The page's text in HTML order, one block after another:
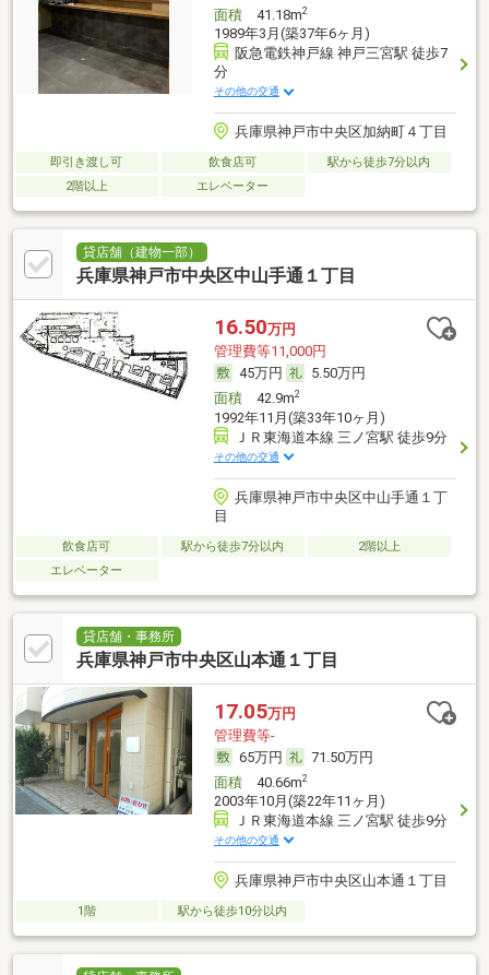
面積41.18m2
1989年3月(築37年6ヶ月)
阪急電鉄神戸線 神戸三宮駅 徒歩7
分
その他の交通
兵庫県神戸市中央区加納町４丁目
即引き渡し可 飲食店可
駅から徒歩7分以内
2階以上
エレベーター
貸店舗（建物一部）
兵庫県神戸市中央区中山手通１丁目
16.50万円
管理費等11,000円
45万円
5.50万円
面積42.9m2
1992年11月(築33年10ヶ月)
ＪＲ東海道本線 三ノ宮駅 徒歩9分
その他の交通
兵庫県神戸市中央区中山手通１丁
目
飲食店可 駅から徒歩7分以内
2階以上
エレベーター
貸店舗・事務所
兵庫県神戸市中央区山本通１丁目
17.05万円
管理費等-
65万円
71.50万円
面積40.66m2
2003年10月(築22年11ヶ月)
ＪＲ東海道本線 三ノ宮駅 徒歩9分
その他の交通
兵庫県神戸市中央区山本通１丁目
1階 駅から徒歩10分以内